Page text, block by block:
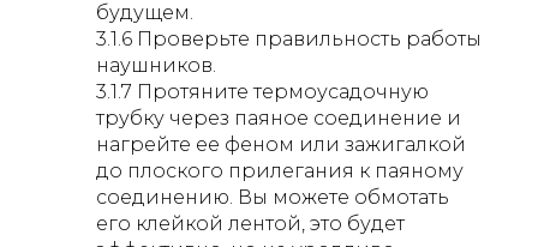
будущем.
3.1.6 Проверьте правильность работы
наушников.
3.1.7 Протяните термоусадочную
трубку через паяное соединение и
нагрейте ее феном или зажигалкой
до плоского прилегания к паяному
соединению. Вы можете обмотать
его клейкой лентой, это будет